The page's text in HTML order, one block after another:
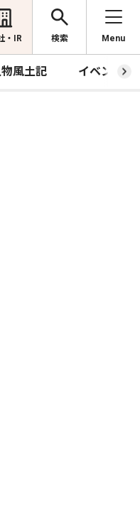
・IR 検索 Menu
風土記 イベント